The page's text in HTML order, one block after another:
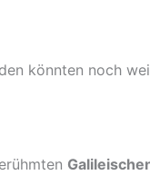
könnten noch